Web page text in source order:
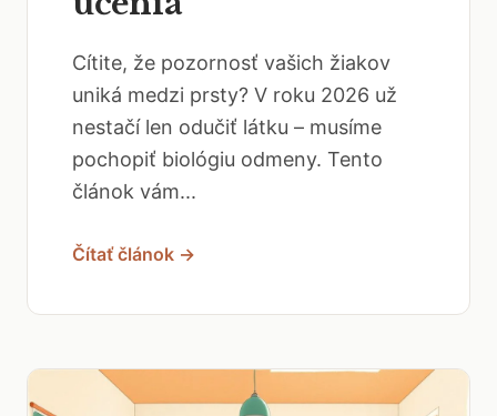
Cítite, že pozornosť vašich žiakov
uniká medzi prsty? V roku 2026 už
nestačí len odučiť látku – musíme
pochopiť biológiu odmeny. Tento
článok vám...
Čítať článok →